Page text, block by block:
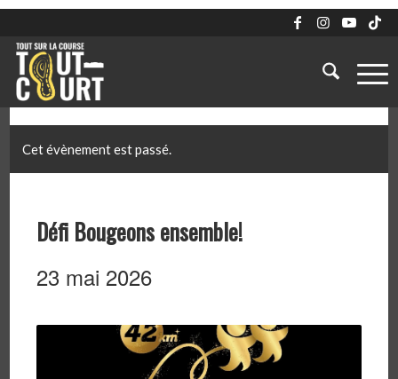
Cet évènement est passé.
Défi Bougeons ensemble!
23 mai 2026